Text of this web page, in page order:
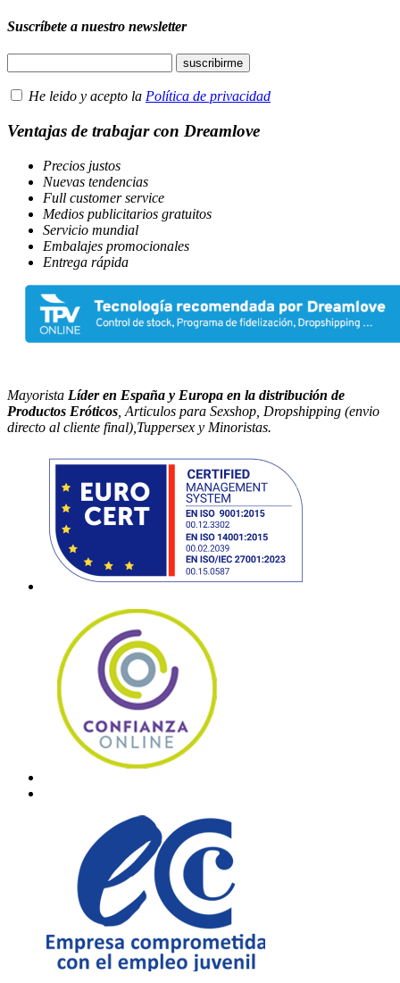
Suscríbete a nuestro newsletter
He leido y acepto la Política de privacidad
Ventajas de trabajar con Dreamlove
Precios justos
Nuevas tendencias
Full customer service
Medios publicitarios gratuitos
Servicio mundial
Embalajes promocionales
Entrega rápida
Mayorista Líder en España y Europa en la distribución de
Productos Eróticos, Articulos para Sexshop, Dropshipping (envio
directo al cliente final),Tuppersex y Minoristas.